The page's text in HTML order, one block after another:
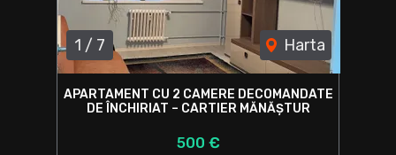
1 / 7 Harta
APARTAMENT CU 2 CAMERE DECOMANDATE
DE ÎNCHIRIAT – CARTIER MĂNĂȘTUR
500 €